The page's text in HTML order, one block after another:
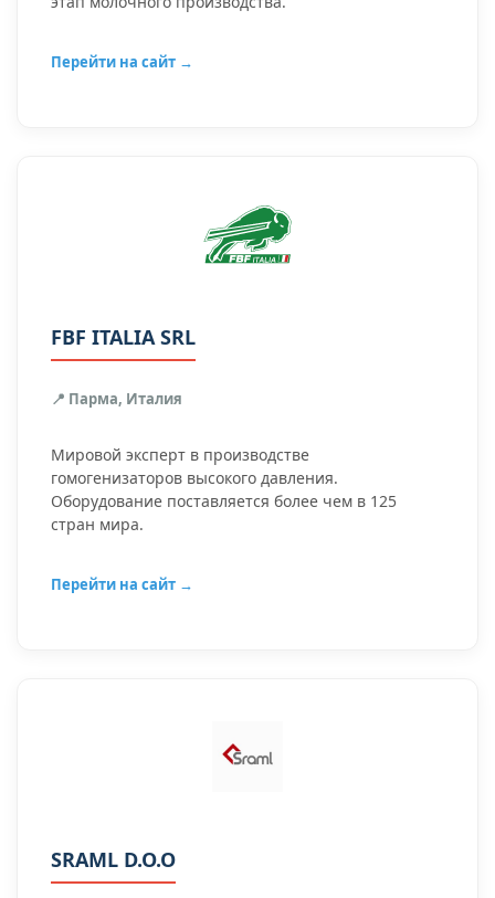
Перейти на сайт →
FBF ITALIA SRL
📍 Парма, Италия
Мировой эксперт в производстве
гомогенизаторов высокого давления.
Оборудование поставляется более чем в 125
стран мира.
Перейти на сайт →
SRAML D.O.O